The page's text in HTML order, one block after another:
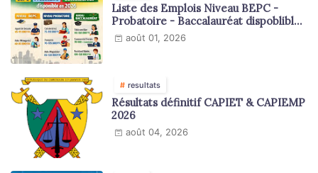
Liste des Emplois Niveau BEPC -
Probatoire - Baccalauréat dispoblible
en 2026
août 01, 2026
resultats
Résultats définitif CAPIET & CAPIEMP
2026
août 04, 2026